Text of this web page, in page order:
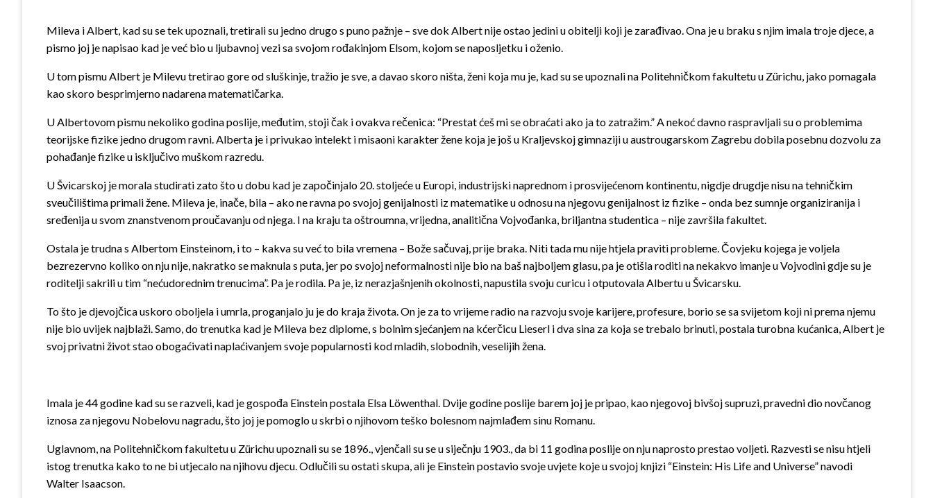
Mileva i Albert, kad su se tek upoznali, tretirali su jedno drugo s puno pažnje – sve dok Albert nije ostao jedini u obitelji koji je zarađivao. Ona je u braku s njim imala troje djece, a
pismo joj je napisao kad je već bio u ljubavnoj vezi sa svojom rođakinjom Elsom, kojom se naposljetku i oženio.
U tom pismu Albert je Milevu tretirao gore od sluškinje, tražio je sve, a davao skoro ništa, ženi koja mu je, kad su se upoznali na Politehničkom fakultetu u Zürichu, jako pomagala
kao skoro besprimjerno nadarena matematičarka.
U Albertovom pismu nekoliko godina poslije, međutim, stoji čak i ovakva rečenica: “Prestat ćeš mi se obraćati ako ja to zatražim.” A nekoć davno raspravljali su o problemima
teorijske fizike jedno drugom ravni. Alberta je i privukao intelekt i misaoni karakter žene koja je još u Kraljevskoj gimnaziji u austrougarskom Zagrebu dobila posebnu dozvolu za
pohađanje fizike u isključivo muškom razredu.
U Švicarskoj je morala studirati zato što u dobu kad je započinjalo 20. stoljeće u Europi, industrijski naprednom i prosvijećenom kontinentu, nigdje drugdje nisu na tehničkim
sveučilištima primali žene. Mileva je, inače, bila – ako ne ravna po svojoj genijalnosti iz matematike u odnosu na njegovu genijalnost iz fizike – onda bez sumnje organiziranija i
sređenija u svom znanstvenom proučavanju od njega. I na kraju ta oštroumna, vrijedna, analitična Vojvođanka, briljantna studentica – nije završila fakultet.
Ostala je trudna s Albertom Einsteinom, i to – kakva su već to bila vremena – Bože sačuvaj, prije braka. Niti tada mu nije htjela praviti probleme. Čovjeku kojega je voljela
bezrezervno koliko on nju nije, nakratko se maknula s puta, jer po svojoj neformalnosti nije bio na baš najboljem glasu, pa je otišla roditi na nekakvo imanje u Vojvodini gdje su je
roditelji sakrili u tim “nećudorednim trenucima”. Pa je rodila. Pa je, iz nerazjašnjenih okolnosti, napustila svoju curicu i otputovala Albertu u Švicarsku.
To što je djevojčica uskoro oboljela i umrla, proganjalo ju je do kraja života. On je za to vrijeme radio na razvoju svoje karijere, profesure, borio se sa svijetom koji ni prema njemu
nije bio uvijek najblaži. Samo, do trenutka kad je Mileva bez diplome, s bolnim sjećanjem na kćerčicu Lieserl i dva sina za koja se trebalo brinuti, postala turobna kućanica, Albert je
svoj privatni život stao obogaćivati naplaćivanjem svoje popularnosti kod mladih, slobodnih, veselijih žena.
Imala je 44 godine kad su se razveli, kad je gospođa Einstein postala Elsa Löwenthal. Dvije godine poslije barem joj je pripao, kao njegovoj bivšoj supruzi, pravedni dio novčanog
iznosa za njegovu Nobelovu nagradu, što joj je pomoglo u skrbi o njihovom teško bolesnom najmlađem sinu Romanu.
Uglavnom, na Politehničkom fakultetu u Zürichu upoznali su se 1896., vjenčali su se u siječnju 1903., da bi 11 godina poslije on nju naprosto prestao voljeti. Razvesti se nisu htjeli
istog trenutka kako to ne bi utjecalo na njihovu djecu. Odlučili su ostati skupa, ali je Einstein postavio svoje uvjete koje u svojoj knjizi “Einstein: His Life and Universe” navodi
Walter Isaacson.